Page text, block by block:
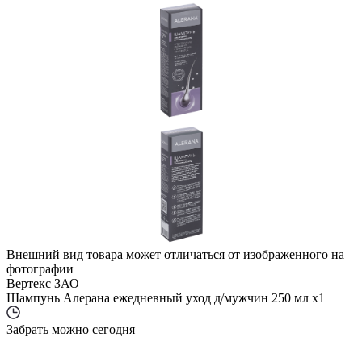
Внешний вид товара может отличаться от изображенного на
фотографии
Вертекс ЗАО
Шампунь Алерана ежедневный уход д/мужчин 250 мл x1
Забрать можно сегодня